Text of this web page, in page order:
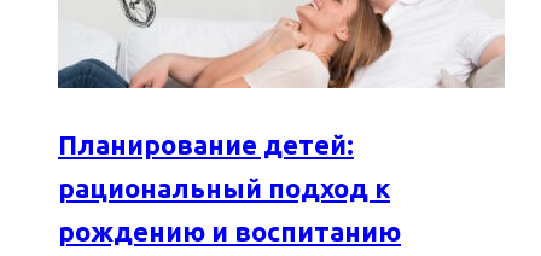
Планирование детей:
рациональный подход к
рождению и воспитанию